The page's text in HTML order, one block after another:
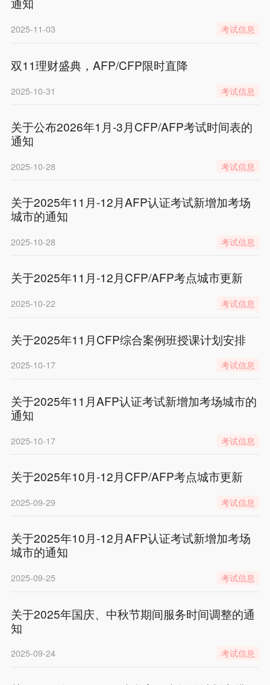
2025-11-03 考试信息
双11理财盛典，AFP/CFP限时直降
2025-10-31 考试信息
关于公布2026年1月-3月CFP/AFP考试时间表的
通知
2025-10-28 考试信息
关于2025年11月-12月AFP认证考试新增加考场
城市的通知
2025-10-28 考试信息
关于2025年11月-12月CFP/AFP考点城市更新
2025-10-22 考试信息
关于2025年11月CFP综合案例班授课计划安排
2025-10-17 考试信息
关于2025年11月AFP认证考试新增加考场城市的
通知
2025-10-17 考试信息
关于2025年10月-12月CFP/AFP考点城市更新
2025-09-29 考试信息
关于2025年10月-12月AFP认证考试新增加考场
城市的通知
2025-09-25 考试信息
关于2025年国庆、中秋节期间服务时间调整的通
知
2025-09-24 考试信息